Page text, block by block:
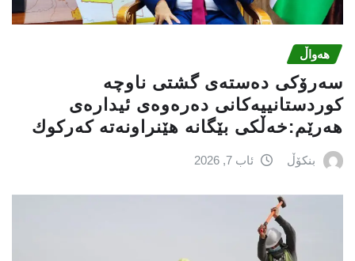
هەواڵ
سه‌رۆكی دەستەی گشتی ناوچە
كوردستانییەكانی دەرەوەی ئیدارەی
هەرێم:خه‌ڵكی بێگانه‌ هێنراونه‌ته‌ كه‌ركوك
بنکۆڵ ئاب 7, 2026